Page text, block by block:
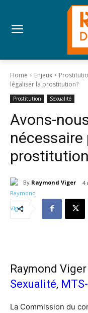
Home Enjeux
légaliser la prostitution?
Prostitution Sexualité
Avons-
nécessaire
By Raymond Viger 4
Raymond
Sexualité,
La Commission du